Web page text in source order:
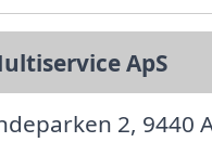
ApS
2, 9440